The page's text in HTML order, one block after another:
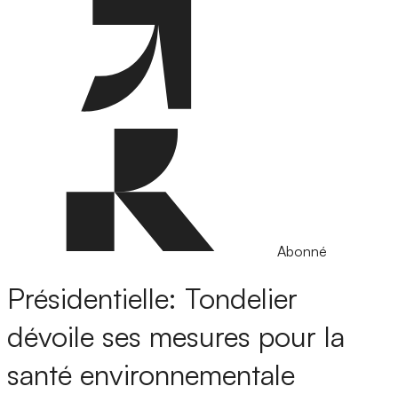
Abonné
Présidentielle: Tondelier
dévoile ses mesures pour la
santé environnementale